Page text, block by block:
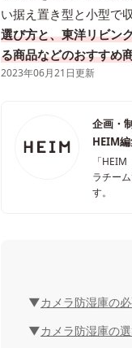
い据え置き型と小型で
選び方と、東洋リビン
る商品などのおすすめ
2023年06月21日更新
企画・
HEIM
「
ラチー
す。
カメラ防湿庫の
カメラ防湿庫の